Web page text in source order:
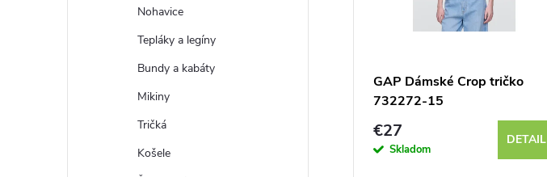
Nohavice
Tepláky a legíny
Bundy a kabáty
Mikiny
Tričká
Košele
metalickou nití 757813-00
€31
Skladom
GAP Dámské Crop tričko
732272-15
€27
Skladom
DETAIL